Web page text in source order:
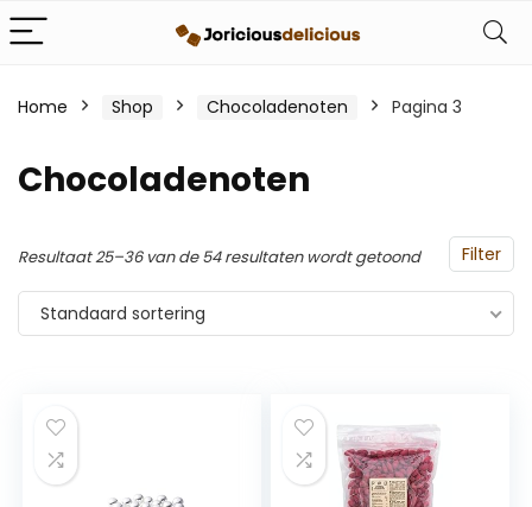
Home Shop Chocoladenoten Pagina 3
Chocoladenoten
Filter
Resultaat 25–36 van de 54 resultaten wordt getoond
Standaard sortering